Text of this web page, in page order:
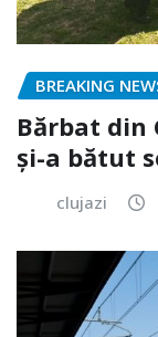
BREAKING
Bărbat din
și-a bătut
clujazi